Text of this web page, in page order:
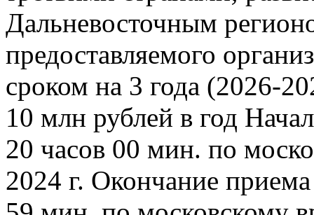
Дальневосточным
предоставляемого
сроком на 3 года (2026-
10 млн рублей в год
20 часов 00 мин. по
2024 г. Окончание